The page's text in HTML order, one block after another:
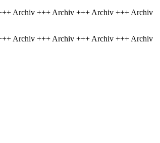
Archiv +++ Archiv +++ Archiv +++ Archiv
Archiv +++ Archiv +++ Archiv +++ Archiv